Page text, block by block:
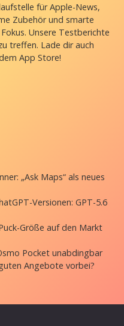
für Apple-News,
Zubehör und smarte
Unsere Testberichte
treffen. Lade dir auch
App Store!
„Ask Maps“ als neues
Versionen: GPT-5.6
Größe auf den Markt
Pocket unabdingbar
Angebote vorbei?